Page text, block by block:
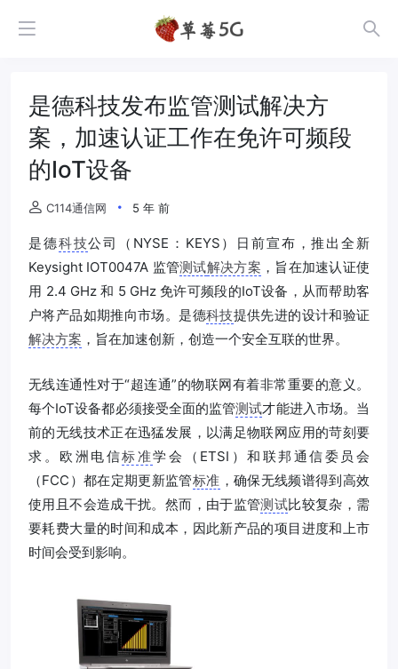
是德科技发布监管测试解决方
案，加速认证工作在免许可频段
的IoT设备
C114通信网 5 年 前
是德科技公司（NYSE：KEYS）日前宣布，推出全新
Keysight IOT0047A 监管测试解决方案 ，旨在加速认证使
用 2.4 GHz 和 5 GHz 免许可频段的IoT设备，从而帮助客
户将产品如期推向市场。是德科技提供先进的设计和验证
解决方案 ，旨在加速创新，创造一个安全互联的世界。
无线连通性对于“超连通”的物联网有着非常重要的意义。
每个IoT设备都必须接受全面的监管测试才能进入市场。当
前的无线技术正在迅猛发展，以满足物联网应用的苛刻要
求。欧洲电信标准学会（ETSI）和联邦通信委员会
（FCC）都在定期更新监管标准 ，确保无线频谱得到高效
使用且不会造成干扰。然而，由于监管测试比较复杂，需
要耗费大量的时间和成本，因此新产品的项目进度和上市
时间会受到影响。